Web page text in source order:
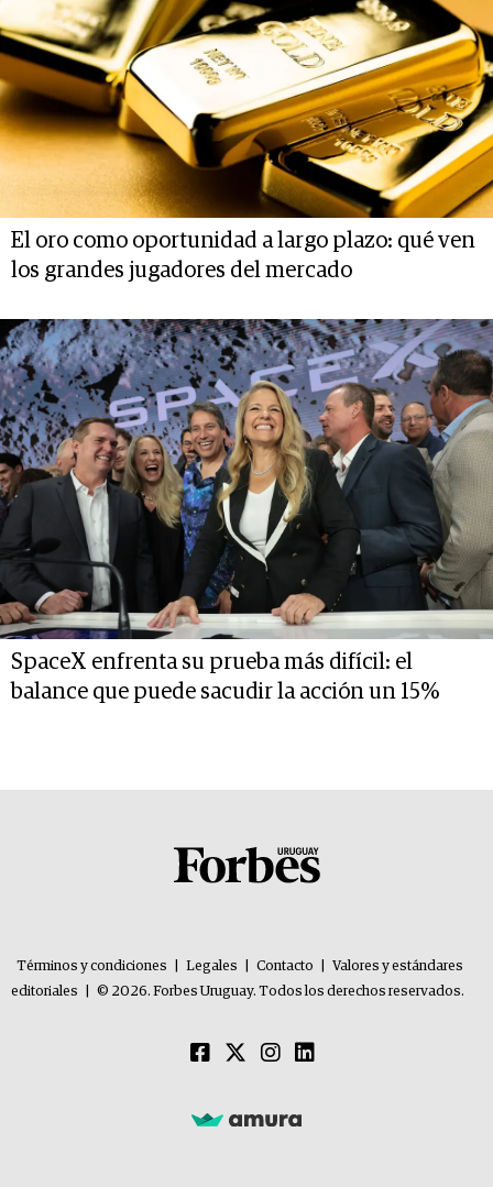
El oro como oportunidad a largo plazo: qué ven
los grandes jugadores del mercado
SpaceX enfrenta su prueba más difícil: el
balance que puede sacudir la acción un 15%
Términos y condiciones Legales Contacto
Valores y estándares
editoriales
© 2026. Forbes Uruguay. Todos los derechos reservados.